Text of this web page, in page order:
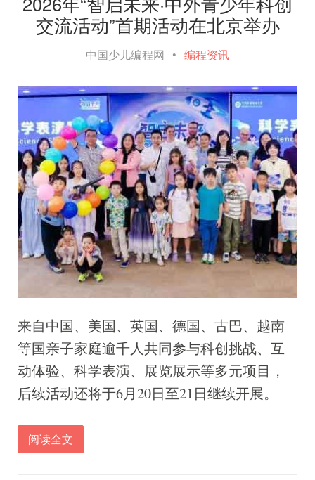
交流活动”首期活动在北京举办
中国少儿编程网 • 编程资讯
来自中国、美国、英国、德国、古巴、越南
等国亲子家庭逾千人共同参与科创挑战、互
动体验、科学表演、展览展示等多元项目，
后续活动还将于6月20日至21日继续开展。
阅读全文